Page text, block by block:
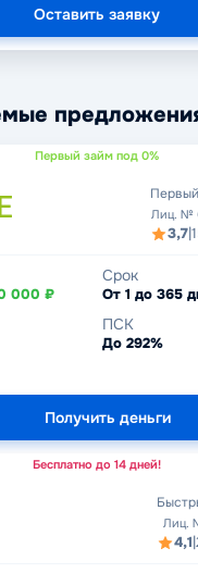
Оставить заявку
Первый займ под 0%
Лиц. №
3,7|
000 ₽
Срок
От 1 до 365
ПСК
До 292%
Получить деньги
Бесплатно до 14 дней!
Лиц.
4,1|